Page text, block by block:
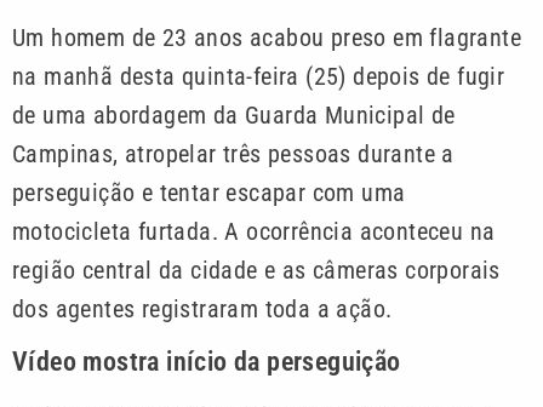
Um homem de 23 anos acabou preso em flagrante
na manhã desta quinta-feira (25) depois de fugir
de uma abordagem da Guarda Municipal de
Campinas, atropelar três pessoas durante a
perseguição e tentar escapar com uma
motocicleta furtada. A ocorrência aconteceu na
região central da cidade e as câmeras corporais
dos agentes registraram toda a ação.
Vídeo mostra início da perseguição